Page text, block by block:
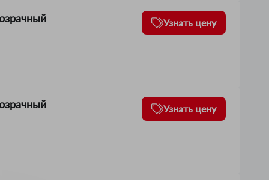
Узнать цену
Узнать цену